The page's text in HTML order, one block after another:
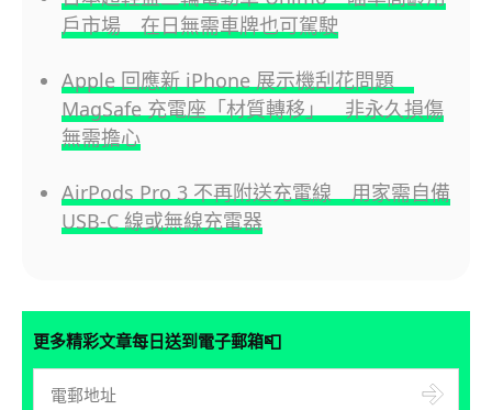
戶市場 在日無需車牌也可駕駛
Apple 回應新 iPhone 展示機刮花問題
MagSafe 充電座「材質轉移」 非永久損傷
無需擔心
AirPods Pro 3 不再附送充電線 用家需自備
USB-C 線或無線充電器
更多精彩文章每日送到電子郵箱📮